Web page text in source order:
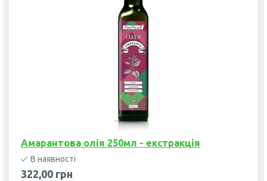
Амарантова олія 250мл - екстракція
В наявності
322,00 грн